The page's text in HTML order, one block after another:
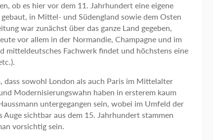
ob es hier vor dem 11. Jahrhundert eine eigene
in Mittel- und Südengland sowie dem Osten
war zunächst über das ganze Land gegeben,
vor allem in der Normandie, Champagne und im
mitteldeutsches Fachwerk findet und höchstens eine
sowohl London als auch Paris im Mittelalter
Modernisierungswahn haben in ersterem kaum
untergegangen sein, wobei im Umfeld der
sichtbar aus dem 15. Jahrhundert stammen
vorsichtig sein.